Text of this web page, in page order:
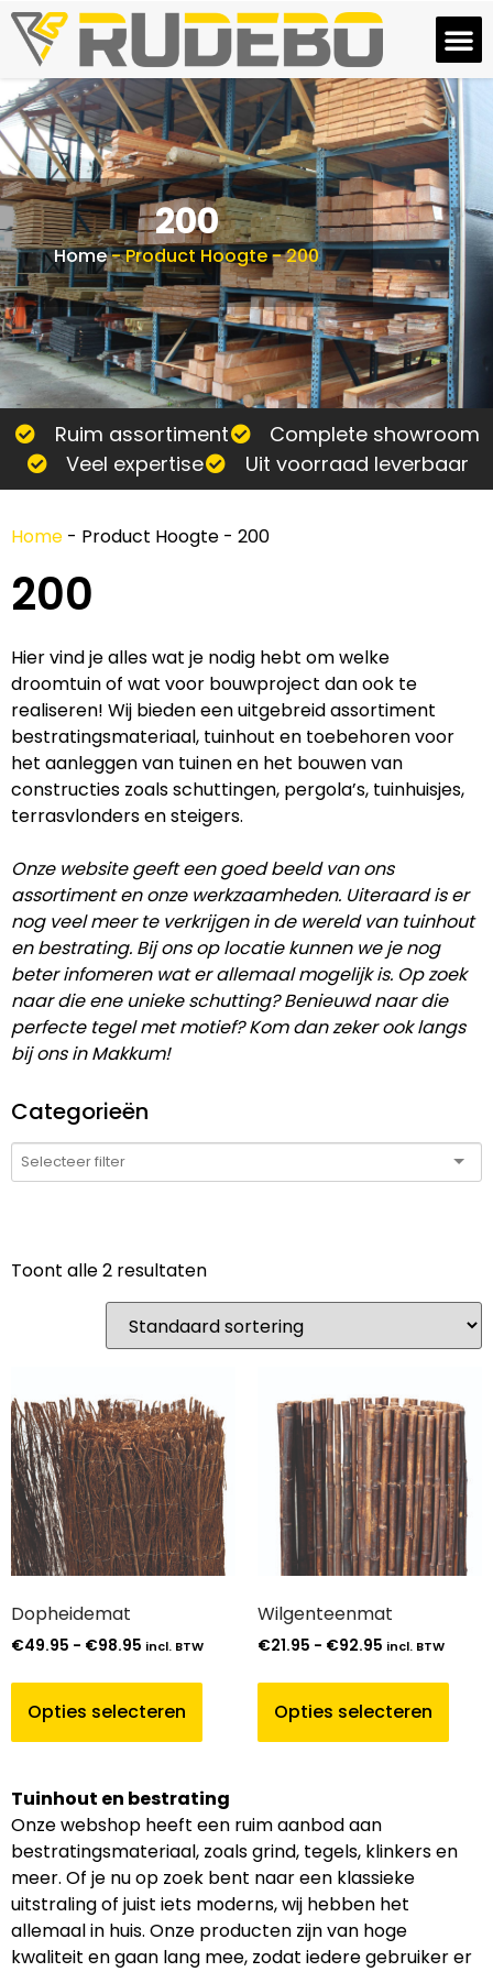
200
Home-Product Hoogte-200
Ruim assortiment
Complete showroom
Veel expertise
Uit voorraad leverbaar
Home - Product Hoogte - 200
200
Hier vind je alles wat je nodig hebt om welke
droomtuin of wat voor bouwproject dan ook te
realiseren! Wij bieden een uitgebreid assortiment
bestratingsmateriaal, tuinhout en toebehoren voor
het aanleggen van tuinen en het bouwen van
constructies zoals schuttingen, pergola’s, tuinhuisjes,
terrasvlonders en steigers.
Onze website geeft een goed beeld van ons
assortiment en onze werkzaamheden. Uiteraard is er
nog veel meer te verkrijgen in de wereld van tuinhout
en bestrating. Bij ons op locatie kunnen we je nog
beter infomeren wat er allemaal mogelijk is. Op zoek
naar die ene unieke schutting? Benieuwd naar die
perfecte tegel met motief? Kom dan zeker ook langs
bij ons in Makkum!
Categorieën
Toont alle 2 resultaten
Dopheidemat
€49.95 - €98.95 incl. BTW
Opties selecteren
Wilgenteenmat
€21.95 - €92.95 incl. BTW
Opties selecteren
Tuinhout en bestrating
Onze webshop heeft een ruim aanbod aan
bestratingsmateriaal, zoals grind, tegels, klinkers en
meer. Of je nu op zoek bent naar een klassieke
uitstraling of juist iets moderns, wij hebben het
allemaal in huis. Onze producten zijn van hoge
kwaliteit en gaan lang mee, zodat iedere gebruiker er